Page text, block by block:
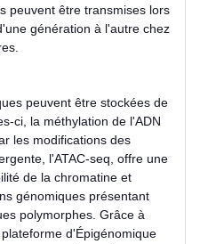
peuvent être transmises lors
génération à l'autre chez
peuvent être stockées de
ci, la méthylation de l'ADN
les modifications des
l'ATAC-seq, offre une
de la chromatine et
génomiques présentant
polymorphes. Grâce à
d'Épigénomique